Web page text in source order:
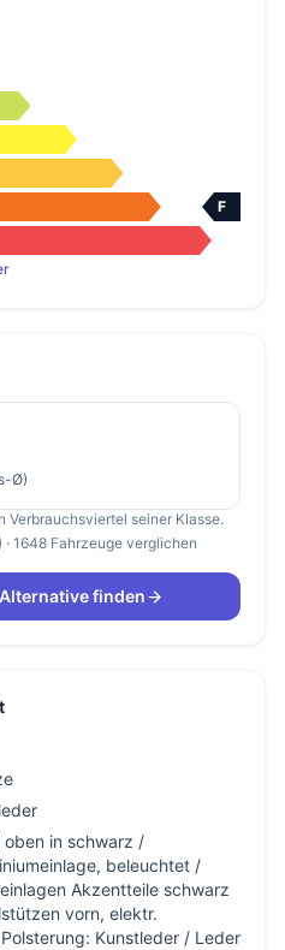
F
Ø)
Verbrauchsviertel seiner Klasse.
1648 Fahrzeuge verglichen
finden
in schwarz /
beleuchtet /
Akzentteile schwarz
vorn, elektr.
Kunstleder / Leder